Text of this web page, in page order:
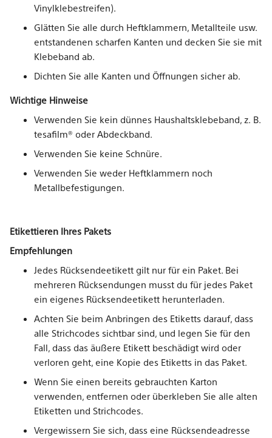
Vinylklebestreifen).
Glätten Sie alle durch Heftklammern, Metallteile usw.
entstandenen scharfen Kanten und decken Sie sie mit
Klebeband ab.
Dichten Sie alle Kanten und Öffnungen sicher ab.
Wichtige Hinweise
Verwenden Sie kein dünnes Haushaltsklebeband, z. B.
tesafilm® oder Abdeckband.
Verwenden Sie keine Schnüre.
Verwenden Sie weder Heftklammern noch
Metallbefestigungen.
Etikettieren Ihres Pakets
Empfehlungen
Jedes Rücksendeetikett gilt nur für ein Paket. Bei
mehreren Rücksendungen musst du für jedes Paket
ein eigenes Rücksendeetikett herunterladen.
Achten Sie beim Anbringen des Etiketts darauf, dass
alle Strichcodes sichtbar sind, und legen Sie für den
Fall, dass das äußere Etikett beschädigt wird oder
verloren geht, eine Kopie des Etiketts in das Paket.
Wenn Sie einen bereits gebrauchten Karton
verwenden, entfernen oder überkleben Sie alle alten
Etiketten und Strichcodes.
Vergewissern Sie sich, dass eine Rücksendeadresse